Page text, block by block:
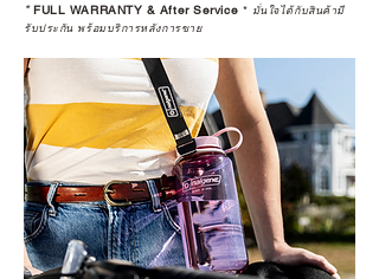
*FULL WARRANTY & After Service * มั่นใจได้กับสินค้ามี
รับประกัน พร้อมบริการหลังการขาย